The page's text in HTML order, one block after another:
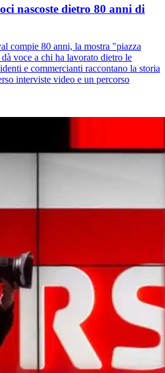
nascoste dietro 80 anni di
compie 80 anni, la mostra "piazza
voce a chi ha lavorato dietro le
e commercianti raccontano la storia
interviste video e un percorso